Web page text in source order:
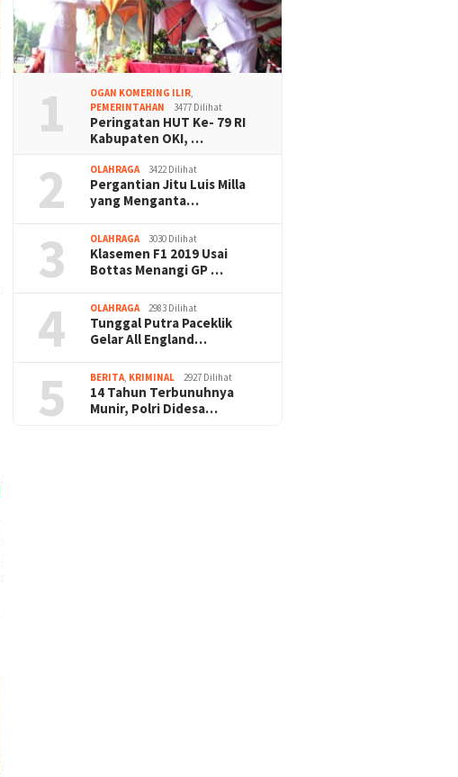
1 OGAN KOMERING ILIR,
PEMERINTAHAN
3477 Dilihat
Peringatan HUT Ke- 79 RI
Kabupaten OKI, …
2 OLAHRAGA 3422 Dilihat
Pergantian Jitu Luis Milla
yang Menganta…
3 OLAHRAGA 3030 Dilihat
Klasemen F1 2019 Usai
Bottas Menangi GP …
4 OLAHRAGA 2983 Dilihat
Tunggal Putra Paceklik
Gelar All England…
5 BERITA, KRIMINAL 2927 Dilihat
14 Tahun Terbunuhnya
Munir, Polri Didesa…